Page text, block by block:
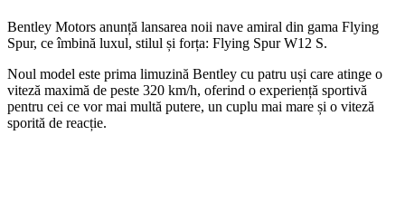
Bentley Motors anunță lansarea noii nave amiral din gama Flying
Spur, ce îmbină luxul, stilul și forța: Flying Spur W12 S.
Noul model este prima limuzină Bentley cu patru uși care atinge o
viteză maximă de peste 320 km/h, oferind o experiență sportivă
pentru cei ce vor mai multă putere, un cuplu mai mare și o viteză
sporită de reacție.